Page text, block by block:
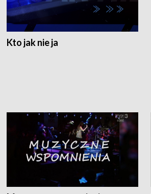
Kto jak nie ja